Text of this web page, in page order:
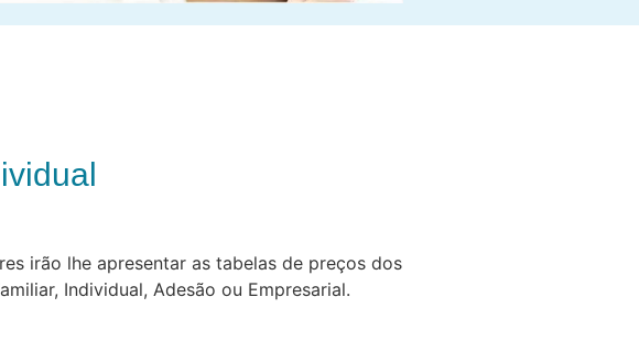
irão lhe apresentar as tabelas de preços dos
Individual, Adesão ou Empresarial.